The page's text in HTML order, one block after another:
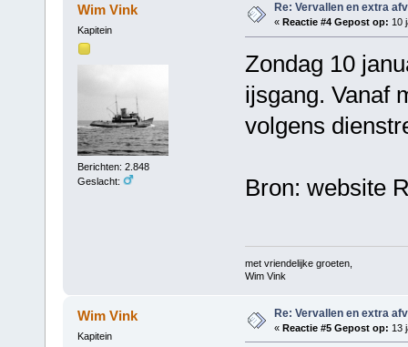
Wim Vink
Kapitein
Berichten: 2.848
Geslacht:
Re: Vervallen en extra
« Reactie #4 Gepost op: 10
Zondag 10
ijsgang. Vanaf
volgens
Bron: website
met vriendelijke groeten,
Wim Vink
Wim Vink
Kapitein
Re: Vervallen en extra
« Reactie #5 Gepost op: 13